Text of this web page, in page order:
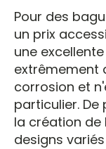
Pour des
un prix
une
extrêmement
corrosion et
particulier. De
la création de
designs